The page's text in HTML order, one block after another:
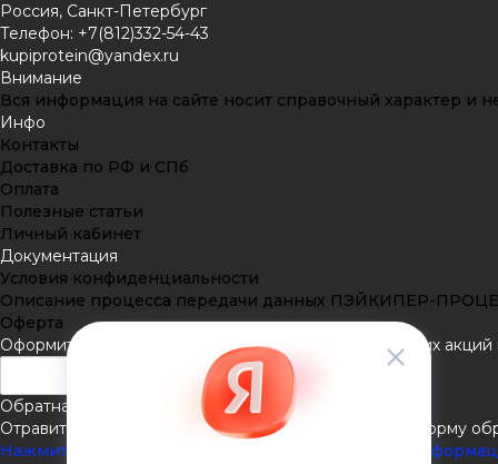
Россия, Санкт-Петербург
Телефон: +7(812)332-54-43
kupiprotein@yandex.ru
Внимание
Вся информация на сайте носит справочный характер и
Инфо
Контакты
Доставка по РФ и СПб
Оплата
Полезные статьи
Личный кабинет
Документация
Условия конфиденциальности
Описание процесса передачи данных ПЭЙКИПЕР-
Оферта
Оформить подписку
Подпишитесь на рассылку наших
Обратная связь
Отравить нам сообщение или задать вопрос через форму
Нажмите здесь для получения дополнительной